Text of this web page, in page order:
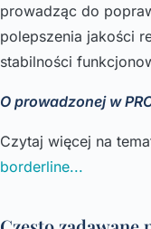
prowadząc do
polepszenia jakości
stabilności
O prowadzonej w
Czytaj więcej na
borderline...